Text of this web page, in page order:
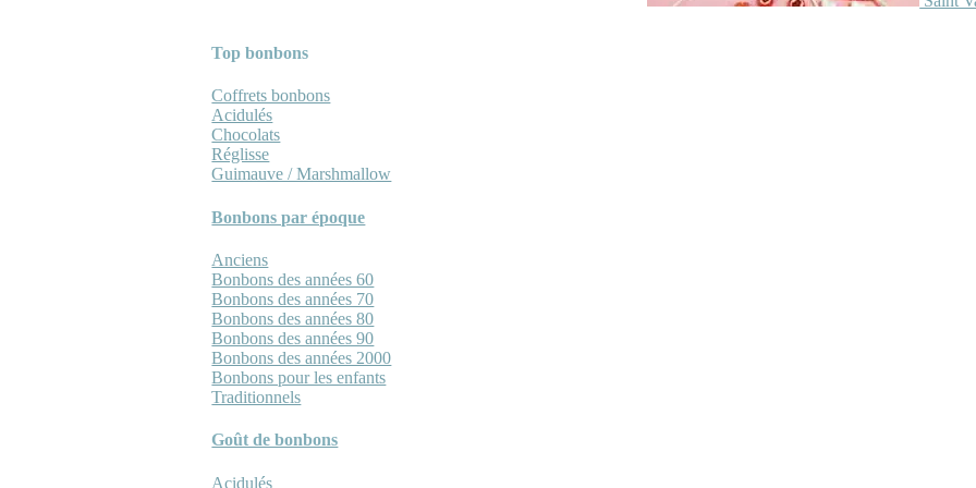
Top bonbons
Coffrets bonbons
Acidulés
Chocolats
Réglisse
Guimauve / Marshmallow
Bonbons par époque
Anciens
Bonbons des années 60
Bonbons des années 70
Bonbons des années 80
Bonbons des années 90
Bonbons des années 2000
Bonbons pour les enfants
Traditionnels
Goût de bonbons
Acidulés